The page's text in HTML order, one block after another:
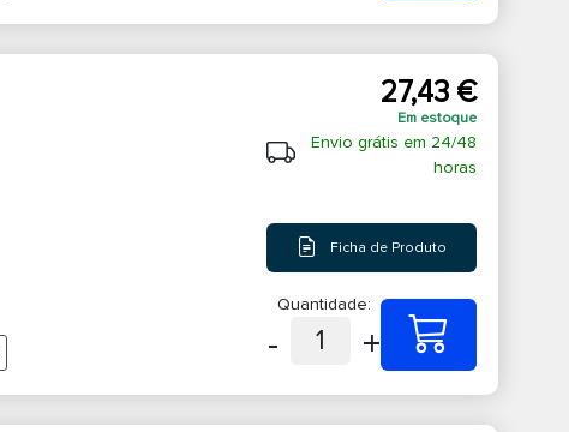
27,43 €
Em estoque
Envio grátis em 24/48
horas
Ficha de Produto
Quantidade:
- 1 +